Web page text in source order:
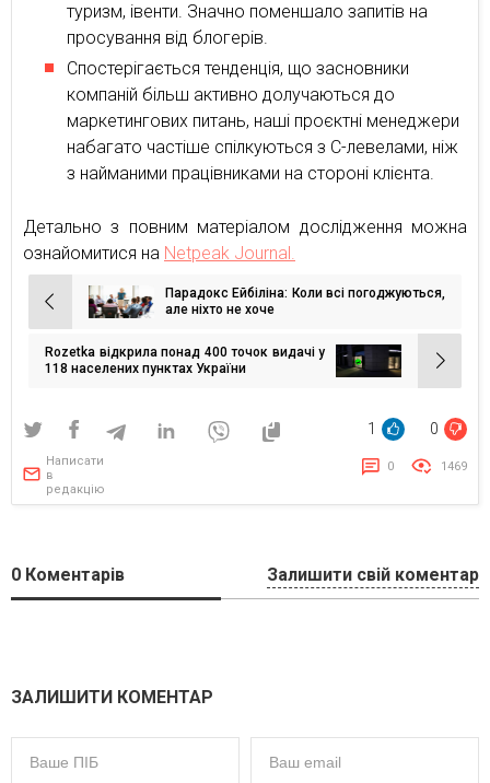
туризм, івенти. Значно поменшало запитів на
просування від блогерів.
Спостерігається тенденція, що засновники
компаній більш активно долучаються до
маркетингових питань, наші проєктні менеджери
набагато частіше спілкуються з C-левелами, ніж
з найманими працівниками на стороні клієнта.
Детально з повним матеріалом дослідження можна
ознайомитися на Netpeak Journal.
Навігація
записів
Парадокс Ейбіліна: Коли всі погоджуються,
але ніхто не хоче
Rozetka відкрила понад 400 точок видачі у
118 населених пунктах України
1 0
Написати
в
редакцію
0 1469
0 Коментарів Залишити свій коментар
ЗАЛИШИТИ КОМЕНТАР